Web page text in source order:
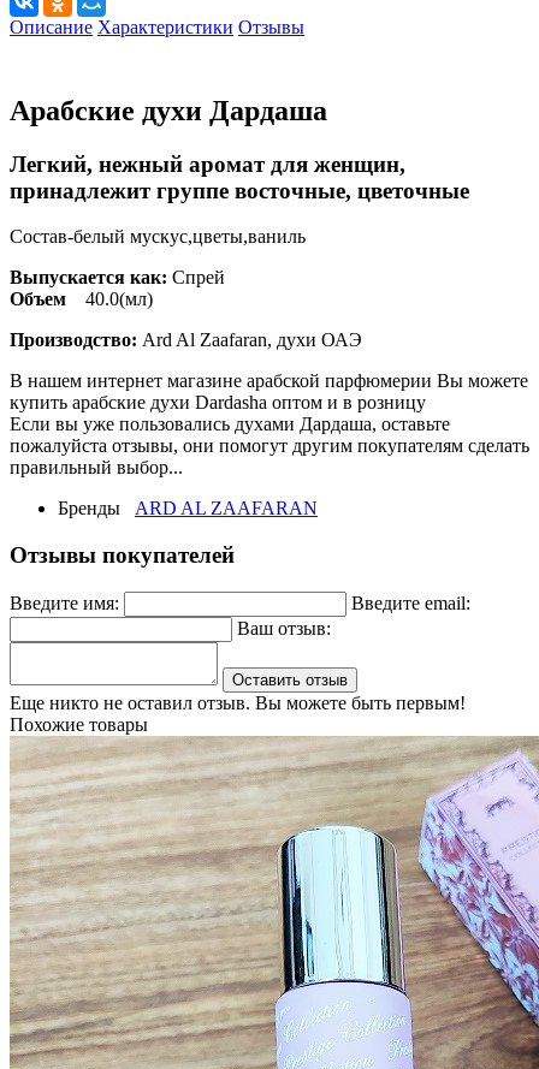
Описание Характеристики Отзывы
Арабские духи Дардаша
Легкий, нежный аромат для женщин,
принадлежит группе восточные, цветочные
Состав-белый мускус,цветы,ваниль
Выпускается как: Спрей
Объем 40.0(мл)
Производство: Ard Al Zaafaran, духи ОАЭ
В нашем интернет магазине арабской парфюмерии Вы можете
купить арабские духи Dardasha оптом и в розницу
Если вы уже пользовались духами Дардаша, оставьте
пожалуйста отзывы, они помогут другим покупателям сделать
правильный выбор...
Бренды
ARD AL ZAAFARAN
Отзывы покупателей
Введите имя:
Введите email:
Ваш отзыв:
Оставить отзыв
Еще никто не оставил отзыв. Вы можете быть первым!
Похожие товары